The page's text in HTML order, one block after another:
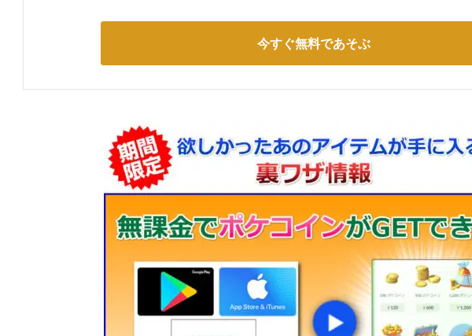
今すぐ無料であそぶ